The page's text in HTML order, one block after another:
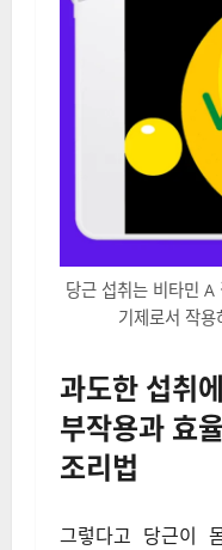
당근 섭취는 비타민
기제로서 작
과도한 섭취
부작용과 효
조리법
그렇다고 당근이